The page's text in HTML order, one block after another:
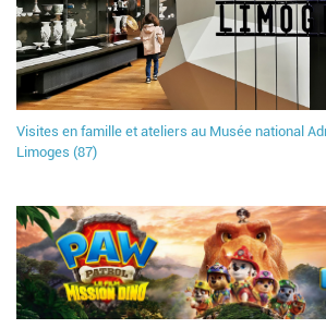
Visites en famille et ateliers au Musée national
Limoges (87)